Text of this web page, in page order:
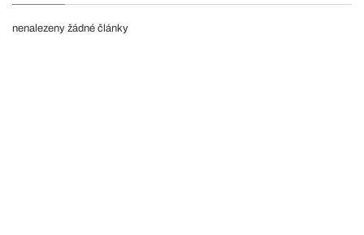
nenalezeny žádné články